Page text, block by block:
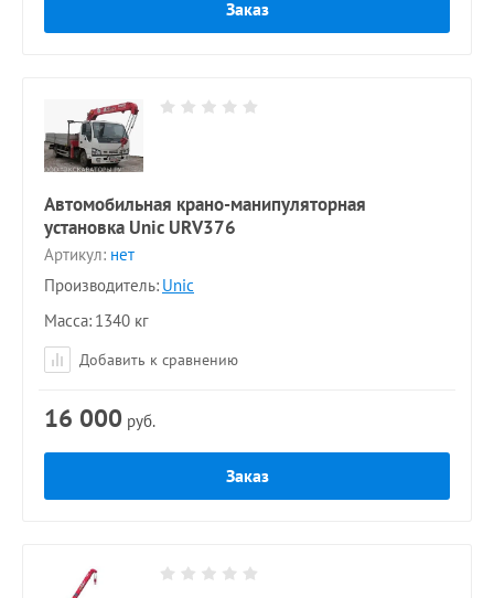
Заказ
Автомобильная крано-манипуляторная
установка Unic URV376
Артикул: нет
Производитель: Unic
Масса 1340 кг
Добавить к сравнению
16 000 руб.
Заказ